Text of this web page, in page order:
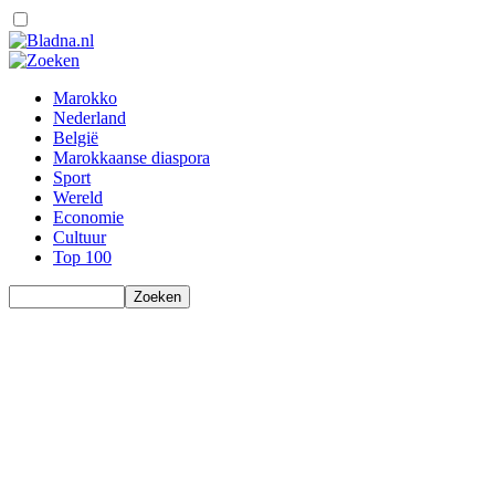
Marokko
Nederland
België
Marokkaanse diaspora
Sport
Wereld
Economie
Cultuur
Top 100